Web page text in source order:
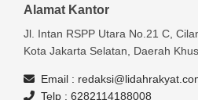
Alamat Kantor
Jl. Intan RSPP Utara No.21 C,
Kota Jakarta Selatan, Daerah
Email :
Telp : 6282114188008